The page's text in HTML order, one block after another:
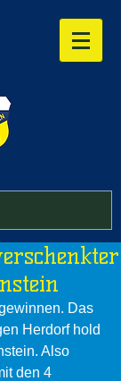
Das
Herdorf hold
Also
den 4